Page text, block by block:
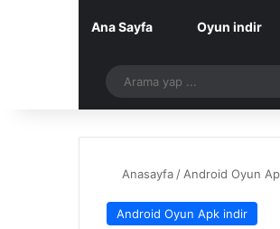
Ana Sayfa Oyun indir
Telegram
Anasayfa / Android Oyun
Android Oyun Apk indir